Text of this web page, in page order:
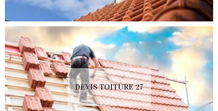
DEVIS TOITURE 27